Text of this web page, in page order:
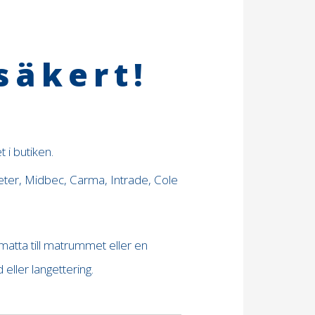
i butiken.
Midbec, Carma, Intrade, Cole
till matrummet eller en
langettering.